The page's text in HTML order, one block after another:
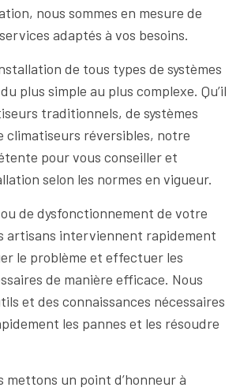
nous sommes en mesure de
adaptés à vos besoins.
de tous types de systèmes
plus simple au plus complexe. Qu’il
traditionnels, de systèmes
climatiseurs réversibles, notre
pour vous conseiller et
selon les normes en vigueur.
de dysfonctionnement de votre
artisans interviennent rapidement
le problème et effectuer les
de manière efficace. Nous
et des connaissances nécessaires
les pannes et les résoudre
mettons un point d’honneur à